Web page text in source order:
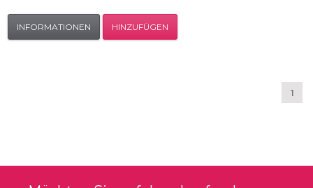
INFORMATIONEN HINZUFÜGEN
1